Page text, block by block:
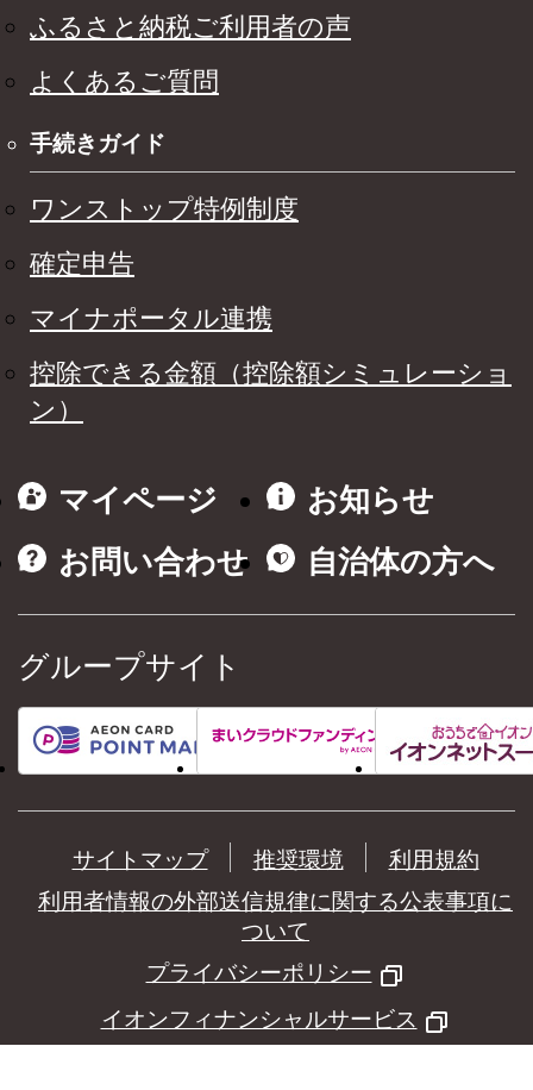
ふるさと納税ご利用者の声
よくあるご質問
手続きガイド
ワンストップ特例制度
確定申告
マイナポータル連携
控除できる金額（控除額シミュレーショ
ン）
マイページ
お知らせ
お問い合わせ
自治体の方へ
グループサイト
サイトマップ 推奨環境
利用規約
利用者情報の外部送信規律に関する公表事項に
ついて
プライバシーポリシー
イオンフィナンシャルサービス